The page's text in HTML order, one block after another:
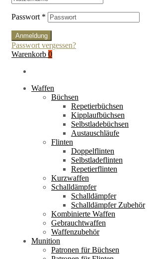
Passwort *
Anmeldung
Passwort vergessen?
Warenkorb 0
Waffen
Büchsen
Repetierbüchsen
Kipplaufbüchsen
Selbstladebüchsen
Austauschläufe
Flinten
Doppelflinten
Selbstladeflinten
Repetierflinten
Kurzwaffen
Schalldämpfer
Schalldämpfer
Schalldämpfer Zubehör
Kombinierte Waffen
Gebrauchtwaffen
Waffenzubehör
Munition
Patronen für Büchsen